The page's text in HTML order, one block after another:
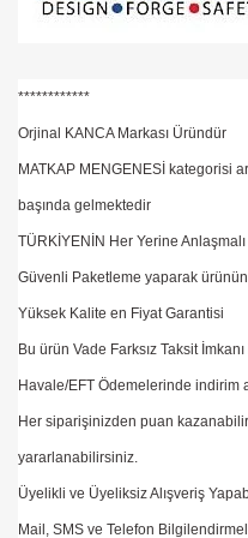
************
Orjinal KANCA Markası Üründür
MATKAP MENGENESİ kategorisi
başında gelmektedir
TÜRKİYENİN Her Yerine
Güvenli Paketleme yaparak
Yüksek Kalite en Fiyat Garantisi
Bu ürün Vade Farksız Taksit
Havale/EFT Ödemelerinde indirim
Her siparişinizden puan
yararlanabilirsiniz.
Üyelikli ve Üyeliksiz Alışveriş
Mail, SMS ve Telefon